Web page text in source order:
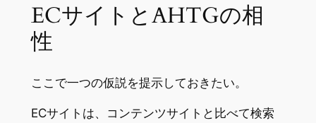
ECサイトとAHTGの相
性
ここで一つの仮説を提示しておきたい。
ECサイトは、コンテンツサイトと比べて検索